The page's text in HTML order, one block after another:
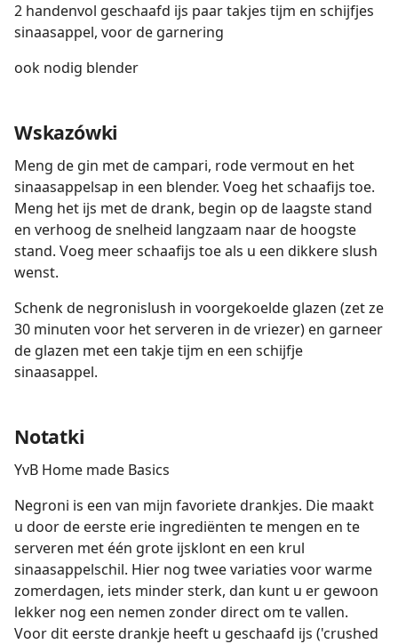
2 handenvol geschaafd ijs paar takjes tijm en schijfjes
sinaasappel, voor de garnering
ook nodig blender
Wskazówki
Meng de gin met de campari, rode vermout en het
sinaasappelsap in een blender. Voeg het schaafijs toe.
Meng het ijs met de drank, begin op de laagste stand
en verhoog de snelheid langzaam naar de hoogste
stand. Voeg meer schaafijs toe als u een dikkere slush
wenst.
Schenk de negronislush in voorgekoelde glazen (zet ze
30 minuten voor het serveren in de vriezer) en garneer
de glazen met een takje tijm en een schijfje
sinaasappel.
Notatki
YvB Home made Basics
Negroni is een van mijn favoriete drankjes. Die maakt
u door de eerste erie ingrediënten te mengen en te
serveren met één grote ijsklont en een krul
sinaasappelschil. Hier nog twee variaties voor warme
zomerdagen, iets minder sterk, dan kunt u er gewoon
lekker nog een nemen zonder direct om te vallen.
Voor dit eerste drankje heeft u geschaafd ijs ('crushed